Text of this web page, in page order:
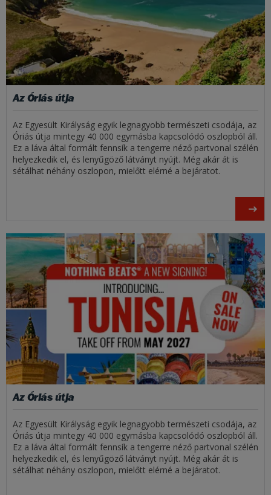
Az Óriás útja
Az Egyesült Királyság egyik legnagyobb természeti csodája, az
Óriás útja mintegy 40 000 egymásba kapcsolódó oszlopból áll.
Ez a láva által formált fennsík a tengerre néző partvonal szélén
helyezkedik el, és lenyűgöző látványt nyújt. Még akár át is
sétálhat néhány oszlopon, mielőtt elérné a bejáratot.
Az Óriás útja
Az Egyesült Királyság egyik legnagyobb természeti csodája, az
Óriás útja mintegy 40 000 egymásba kapcsolódó oszlopból áll.
Ez a láva által formált fennsík a tengerre néző partvonal szélén
helyezkedik el, és lenyűgöző látványt nyújt. Még akár át is
sétálhat néhány oszlopon, mielőtt elérné a bejáratot.